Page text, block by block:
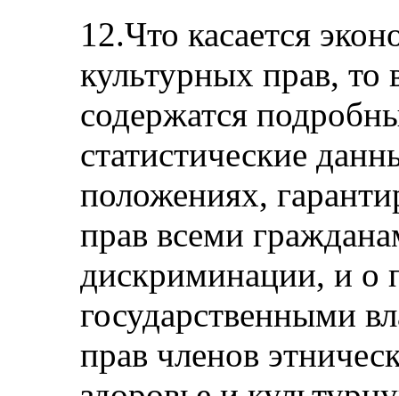
12.Что касается
культурных прав, то
содержатся
статистические
положениях,
прав всеми
дискриминации, и о
государственными
прав членов